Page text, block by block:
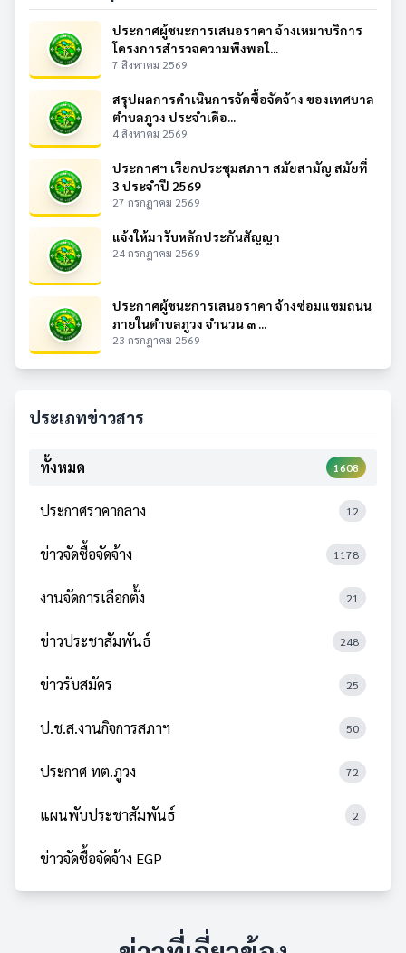
ประกาศผู้ชนะการเสนอราคา จ้างเหมาบริการ
โครงการสำรวจความพึงพอใ...
7 สิงหาคม 2569
สรุปผลการดำเนินการจัดซื้อจัดจ้าง ของเทศบาล
ตำบลภูวง ประจำเดือ...
4 สิงหาคม 2569
ประกาศฯ เรียกประชุมสภาฯ สมัยสามัญ สมัยที่
3 ประจำปี 2569
27 กรกฎาคม 2569
แจ้งให้มารับหลักประกันสัญญา
24 กรกฎาคม 2569
ประกาศผู้ชนะการเสนอราคา จ้างซ่อมแซมถนน
ภายในตำบลภูวง จำนวน ๓ ...
23 กรกฎาคม 2569
ประเภทข่าวสาร
ทั้งหมด 1608
ประกาศราคากลาง 12
ข่าวจัดซื้อจัดจ้าง 1178
งานจัดการเลือกตั้ง 21
ข่าวประชาสัมพันธ์ 248
ข่าวรับสมัคร 25
ป.ช.ส.งานกิจการสภาฯ 50
ประกาศ ทต.ภูวง 72
แผนพับประชาสัมพันธ์ 2
ข่าวจัดซื้อจัดจ้าง EGP